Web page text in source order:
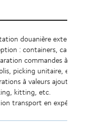
douanière externe
: containers, camions
commandes à la
picking unitaire, etc.
à valeurs ajoutées :
kitting, etc.
transport en expédition